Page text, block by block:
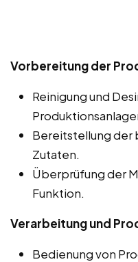
Vorbereitung der
Reinigung und
Bereitstellung der
Zutaten.
Überprüfung der
Funktion.
Verarbeitung und
Bedienung von